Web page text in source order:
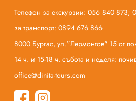
Телефон за екскурзии: 056 840 873;
за транспорт: 0894 676 866
8000 Бургас, ул."Лермонтов" 15 от
14 ч. и 15-18 ч. събота и неделя:
office@dinita-tours.com